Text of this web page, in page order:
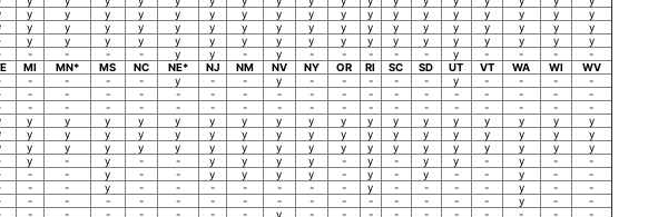
y y y y y y y y y y y y y y y y y
y
y y y y y y y y y y y y y y y y y
y
y y y y y y y y y y y y y y y y y
y
- - - - y y - y - - - - - y - - -
-
MI MN* MS NC NE* NJ NM NV NY OR RI SC SD UT VT WA WI
WV
- - - - y - - y - - - - - y - - -
-
- - - - - - - - - - - - - - - - -
-
- - - - - - - - - - - - - - - - -
-
y y y y y y y y y y y y y y y y y
y
y y y y y y y y y y y y y y y y y
y
y y y y y y y y y y y y y y y y y
y
y - y - - y y y y - y - y y - y -
-
- - y - - y y y y - y - y - - y -
-
- - y - - - - - - - y - - - - y -
-
- - - - - - - - - - - - - - - y -
-
- - - - - - - y - - - - - - - - -
-